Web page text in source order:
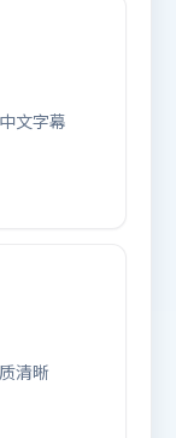
文字幕
清晰